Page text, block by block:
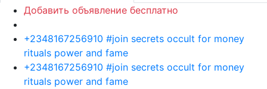
Добавить объявление бесплатно
+2348167256910 #join secrets occult for money
rituals power and fame
+2348167256910 #join secrets occult for money
rituals power and fame